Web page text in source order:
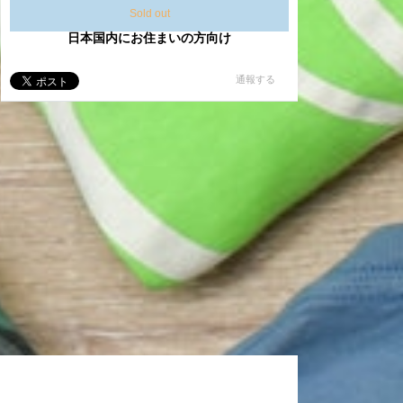
Sold out
日本国内にお住まいの方向け
通報する